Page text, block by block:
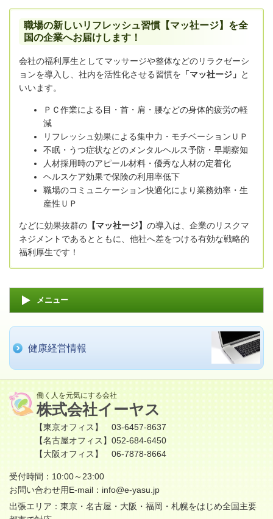
職場の新しいリフレッシュ習慣【マッ社ージ】を全
国の企業へお届けします！
会社の福利厚生としてマッサージや整体などのリラクゼーシ
ョンを導入し、社内を活性化させる習慣を 「マッ社ージ」 と
いいます。
ＰＣ作業による目・首・肩・腰などの身体的疲労の軽
減
リフレッシュ効果による集中力・モチベーションＵＰ
不眠・うつ症状などのメンタルヘルス予防・早期察知
人材採用時のアピール材料・優秀な人材の定着化
ヘルスケア効果で保険の利用率低下
職場のコミュニケーション快適化により業務効率・生
産性ＵＰ
などに効果抜群の 【マッ社ージ】 の導入は、企業のリスクマ
ネジメントであるとともに、他社へ差をつける有効な戦略的
福利厚生です！
メニュー
健康経営情報
働く人を元気にする会社
株式会社イーヤス
【東京オフィス】 03-6457-8637
【名古屋オフィス】052-684-6450
【大阪オフィス】 06-7878-8664
受付時間：10:00～23:00
お問い合わせ用E-mail： info@e-yasu.jp
出張エリア：東京・名古屋・大阪・福岡・札幌をはじめ全国主要